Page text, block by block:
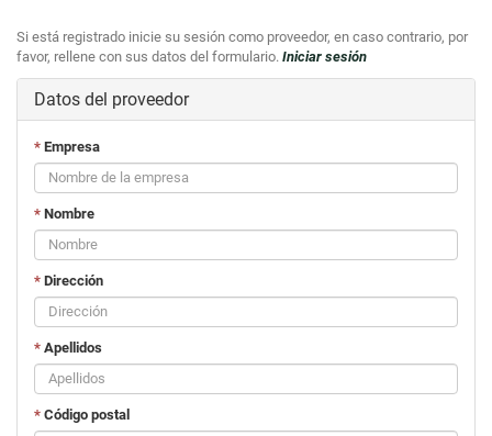
Si está registrado inicie su sesión como proveedor, en caso contrario, por
favor, rellene con sus datos del formulario. Iniciar sesión
Datos del proveedor
* Empresa
* Nombre
* Dirección
* Apellidos
* Código postal